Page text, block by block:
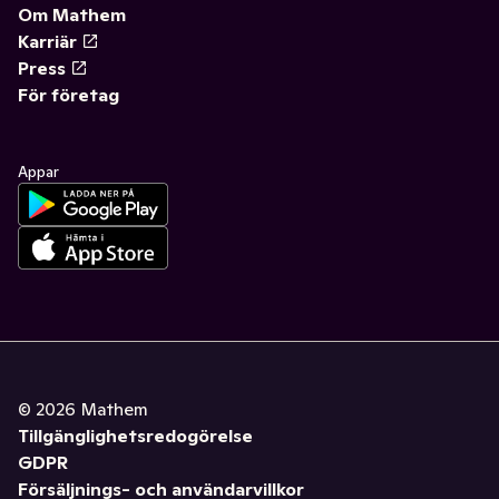
Om Mathem
Karriär
Press
För företag
Appar
© 2026 Mathem
Tillgänglighetsredogörelse
GDPR
Försäljnings- och användarvillkor